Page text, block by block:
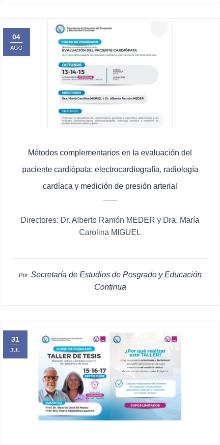
04
AGO
Métodos complementarios en la evaluación del
paciente cardiópata: electrocardiografía, radiología
cardíaca y medición de presión arterial
Directores: Dr. Alberto Ramón MEDER y Dra. María
Carolina MIGUEL
Por: Secretaría de Estudios de Posgrado y Educación
Continua
31
JUL